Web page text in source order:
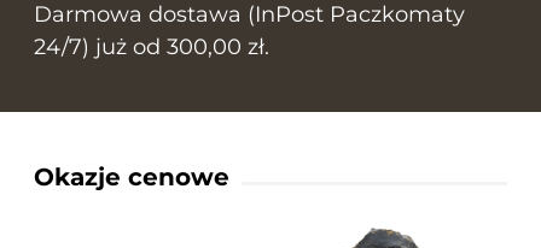
Darmowa dostawa (InPost Paczkomaty
24/7) już od 300,00 zł.
Okazje cenowe